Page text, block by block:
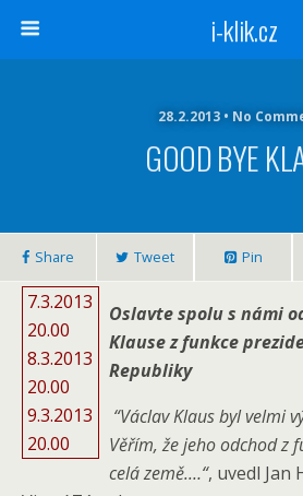
i-klik.cz
28.2.2013 • No
GOOD BYE
Share Tweet Pin
7.3.2013
20.00
8.3.2013
20.00
9.3.2013
20.00
Oslavte spolu s námi
Klause z funkce
Republiky
“Václav Klaus byl velmi
Věřím, že jeho odchod z
celá země.…“, uvedl Jan